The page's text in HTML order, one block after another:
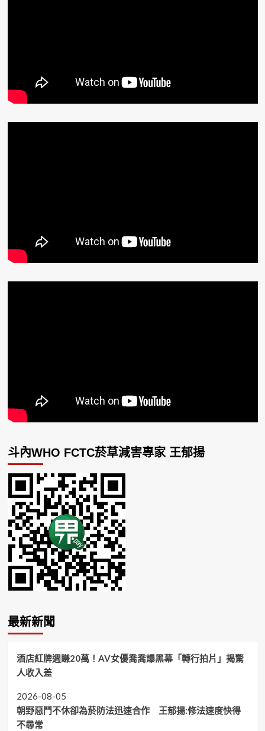
斗內WHO FCTC菸草減害專家 王郁揚
最新新聞
酒店紅牌週賺20萬！AV女優喬喬爆黑幕「轉行拍片」揭驚
人收入差
2026-08-05
朝野惡鬥不休卻為菸防法迅速合作 王郁揚:修法速度快得
不尋常